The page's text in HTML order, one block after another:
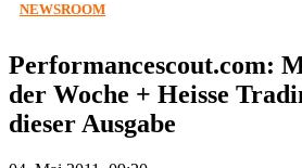
NEWSROOM
Performancescout.com:
der Woche + Heisse
dieser Ausgabe